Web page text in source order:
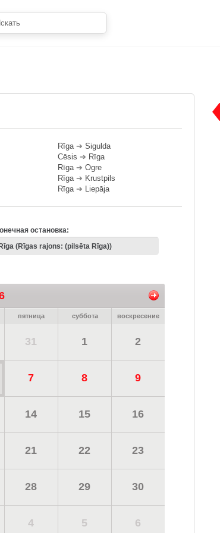
Rīga➔ Sigulda
Cēsis ➔ Rīga
Rīga➔ Ogre
Rīga➔ Krustpils
Rīga➔ Liepāja
остановка:
пятница суббота воскресение
31 1 2
7 8 9
14 15 16
21 22 23
28 29 30
4 5 6